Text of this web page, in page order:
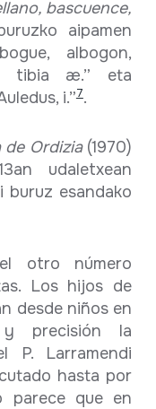
bascuence,
aipamen
albogon,
tibia æ.” eta
i.”7.
de Ordizia(1970)
udaletxean
buruz esandako
otro número
Los hijos de
desde niños en
precisión la
P. Larramendi
hasta por
parece que en